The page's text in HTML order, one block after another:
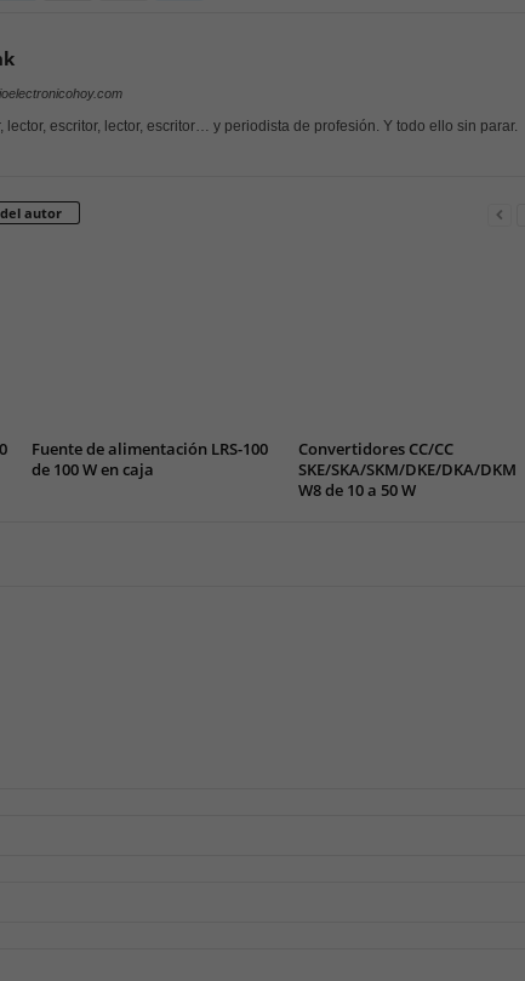
lector, escritor, lector, escritor… y periodista de profesión. Y todo ello sin parar.
del autor
Fuente de alimentación LRS-100
de 100 W en caja
Convertidores CC/CC
SKE/SKA/SKM/DKE/DKA/DKM
W8 de 10 a 50 W